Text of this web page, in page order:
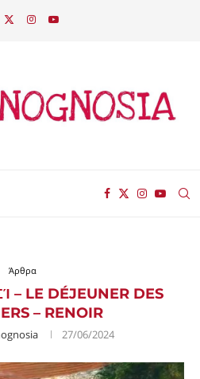
Άρθρα
– LE DÉJEUNER DES
– RENOIR
27/06/2024